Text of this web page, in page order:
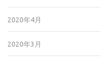
2020年4月
2020年3月